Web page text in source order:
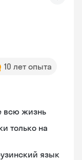
10 лет опыта
всю жизнь
только на
язык